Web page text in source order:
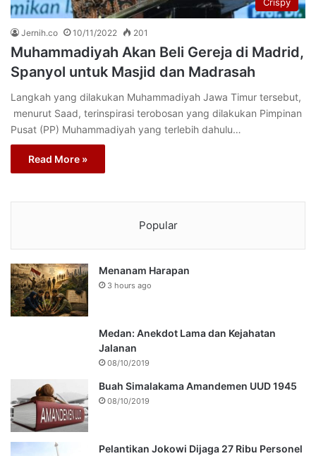
Jernih.co 10/11/2022 201
Muhammadiyah Akan Beli Gereja di Madrid,
Spanyol untuk Masjid dan Madrasah
Langkah yang dilakukan Muhammadiyah Jawa Timur tersebut,
menurut Saad, terinspirasi terobosan yang dilakukan Pimpinan
Pusat (PP) Muhammadiyah yang terlebih dahulu…
Read More »
Popular
Menanam Harapan
3 hours ago
Medan: Anekdot Lama dan Kejahatan
Jalanan
08/10/2019
Buah Simalakama Amandemen UUD 1945
08/10/2019
Pelantikan Jokowi Dijaga 27 Ribu Personel